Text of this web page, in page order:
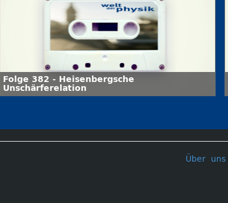
Folge 382 - Heisenbergsche
Unschärferelation
Über uns